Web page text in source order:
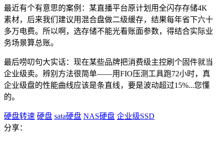
最近有个有意思的案例：某直播平台原计划用全闪存存储4K
素材，后来我们建议用混合盘做二级缓存，结果每年省下六十
多万电费。所以啊，选存储不能光看账面参数，得结合实际业
务场景算总账。
最后唠叨句大实话：现在某些品牌把消费级主控刷个固件就当
企业级卖。辨别方法很简单——用FIO压测工具跑72小时，真
企业级盘的性能曲线应该是条直线，要是波动超过15%...您懂
的。
硬盘转速 硬盘 sata硬盘 NAS硬盘 企业级SSD
分享：